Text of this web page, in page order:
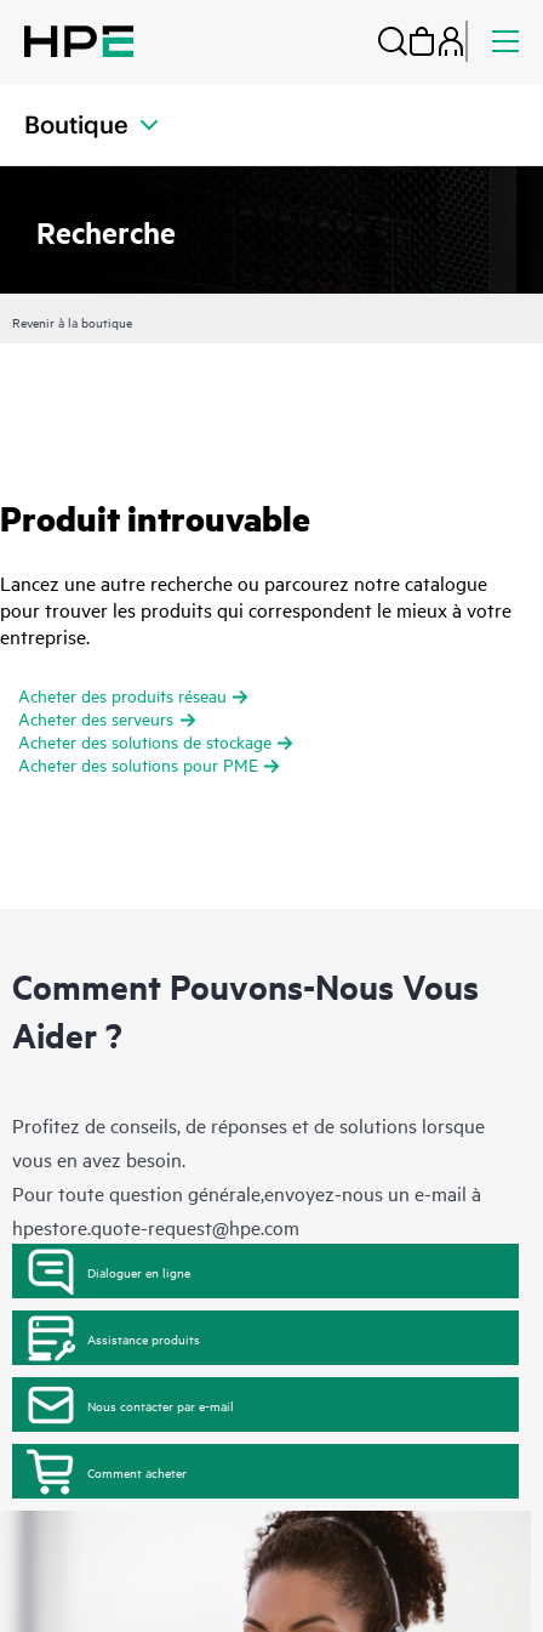
Boutique
Recherche
Revenir à la boutique
Produit introuvable
Lancez une autre recherche ou parcourez notre catalogue
pour trouver les produits qui correspondent le mieux à votre
entreprise.
Acheter des produits réseau
Acheter des serveurs
Acheter des solutions de stockage
Acheter des solutions pour PME
Comment Pouvons-Nous Vous
Aider ?
Profitez de conseils, de réponses et de solutions lorsque
vous en avez besoin.
Pour toute question générale,envoyez-nous un e-mail à
hpestore.quote-request@hpe.com
Dialoguer en ligne
Assistance produits
Nous contacter par e-mail
Comment acheter